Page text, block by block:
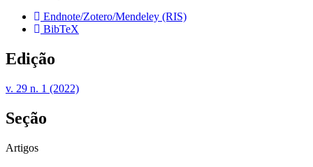
Endnote/Zotero/Mendeley (RIS)
BibTeX
Edição
v. 29 n. 1 (2022)
Seção
Artigos